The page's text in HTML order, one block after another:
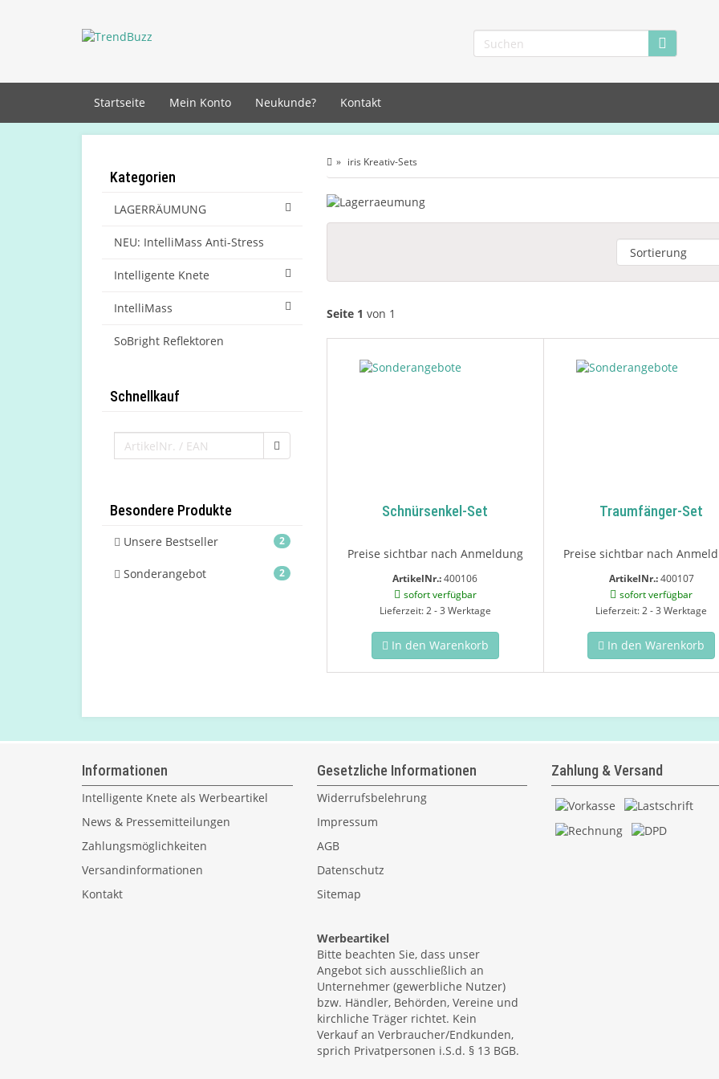
Startseite Mein Konto Neukunde? Kontakt
iris Kreativ-Sets
Seite 1 von 1
Schnürsenkel-Set
Preise sichtbar nach Anmeldung
ArtikelNr.:400106
sofort verfügbar
Lieferzeit: 2 - 3 Werktage
In den Warenkorb
Traumfänger-Set
Preise sichtbar nach
ArtikelNr.:400107
sofort verfügbar
Lieferzeit: 2 - 3 Werktage
In den Warenkorb
Kategorien
LAGERRÄUMUNG
NEU: IntelliMass Anti-Stress
Intelligente Knete
IntelliMass
SoBright Reflektoren
Schnellkauf
Besondere Produkte
2
Unsere Bestseller
2
Sonderangebot
Informationen
Intelligente Knete als Werbeartikel
News & Pressemitteilungen
Zahlungsmöglichkeiten
Versandinformationen
Kontakt
Gesetzliche Informationen
Widerrufsbelehrung
Impressum
AGB
Datenschutz
Sitemap
Werbeartikel
Bitte beachten Sie, dass unser
Angebot sich ausschließlich an
Unternehmer (gewerbliche Nutzer)
bzw. Händler, Behörden, Vereine und
kirchliche Träger richtet. Kein
Verkauf an Verbraucher/Endkunden,
sprich Privatpersonen i.S.d. § 13 BGB.
Zahlung & Versand